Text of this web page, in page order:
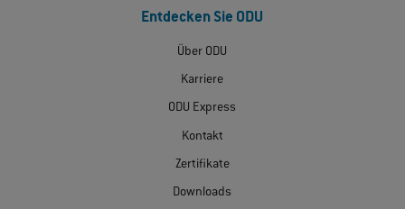
Entdecken Sie ODU
Über ODU
Karriere
ODU Express
Kontakt
Zertifikate
Downloads